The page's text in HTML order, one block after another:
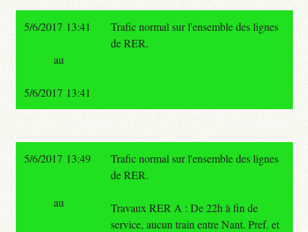
5/6/2017 13:41
Trafic normal sur l'ensemble des lignes
de RER.
au
5/6/2017 13:41
5/6/2017 13:49
Trafic normal sur l'ensemble des lignes
de RER.
Travaux RER A : De 22h à fin de
service, aucun train entre Nant. Pref. et
au